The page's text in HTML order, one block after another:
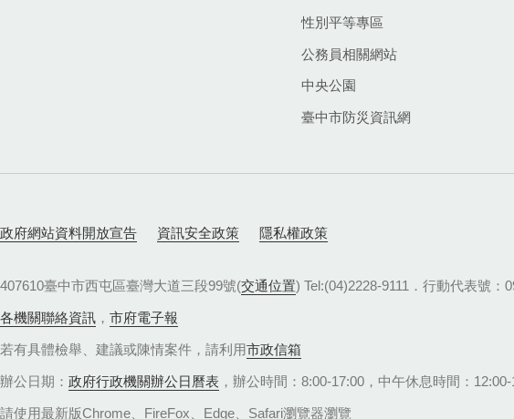
性別平等專區
公務員相關網站
中央公園
臺中市防災資訊網
政府網站資料開放宣告 資訊安全政策 隱私權政策
407610臺中市西屯區臺灣大道三段99號(交通位置) Tel:(04)2228-9111．行動代表號
各機關聯絡資訊 ， 市府電子報
若有具體檢舉、建議或陳情案件，請利用市政信箱
辦公日期： 政府行政機關辦公日曆表 ，辦公時間：8:00-17:00，中午休息時間：
請使用最新版Chrome、FireFox、Edge、Safari瀏覽器瀏覽